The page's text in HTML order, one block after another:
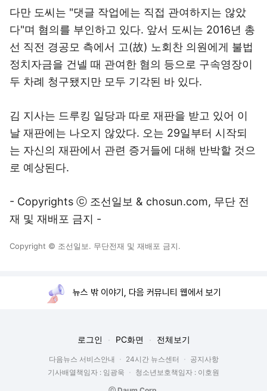
다만 도씨는 "댓글 작업에는 직접 관여하지는 않았
다"며 혐의를 부인하고 있다. 앞서 도씨는 2016년 총
선 직전 경공모 측에서 고(故) 노회찬 의원에게 불법
정치자금을 건넬 때 관여한 혐의 등으로 구속영장이
두 차례 청구됐지만 모두 기각된 바 있다.
김 지사는 드루킹 일당과 따로 재판을 받고 있어 이
날 재판에는 나오지 않았다. 오는 29일부터 시작되
는 자신의 재판에서 관련 증거들에 대해 반박할 것으
로 예상된다.
- Copyrights ⓒ 조선일보 & chosun.com, 무단 전
재 및 재배포 금지 -
Copyright © 조선일보. 무단전재 및 재배포 금지.
뉴스 밖 이야기, 다음 커뮤니티 웹에서 보기
로그인 PC화면 전체보기
다음뉴스 서비스안내 24시간 뉴스센터
공지사항
기사배열책임자 : 임광욱
청소년보호책임자 : 이호원